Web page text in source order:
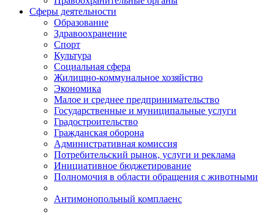
Сферы деятельности
Образование
Здравоохранение
Спорт
Культура
Социальная сфера
Жилищно-коммунальное хозяйство
Экономика
Малое и среднее предпринимательство
Государственные и муниципальные услуги
Градостроительство
Гражданская оборона
Административная комиссия
Потребительский рынок, услуги и реклама
Инициативное бюджетирование
Полномочия в области обращения с животными
Антимонопольный комплаенс